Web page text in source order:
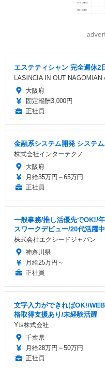
エステティシャン 完全週休2
LASINCIA IN OUT NAGOMIAN
大阪府
固定報酬3,000円
正社員
金融系システム開発 システ
株式会社インターテクノ
大阪府
月給35万円～65万円
正社員
一般事務/推し活優先でOK!/
スワークデビュー/20代活躍中
株式会社エクシードジャパン
神奈川県
月給25万円～
正社員
文字入力ができればOK!/
格取得支援あり/未経験活躍
Yts株式会社
千葉県
月給28万円～50万円
正社員